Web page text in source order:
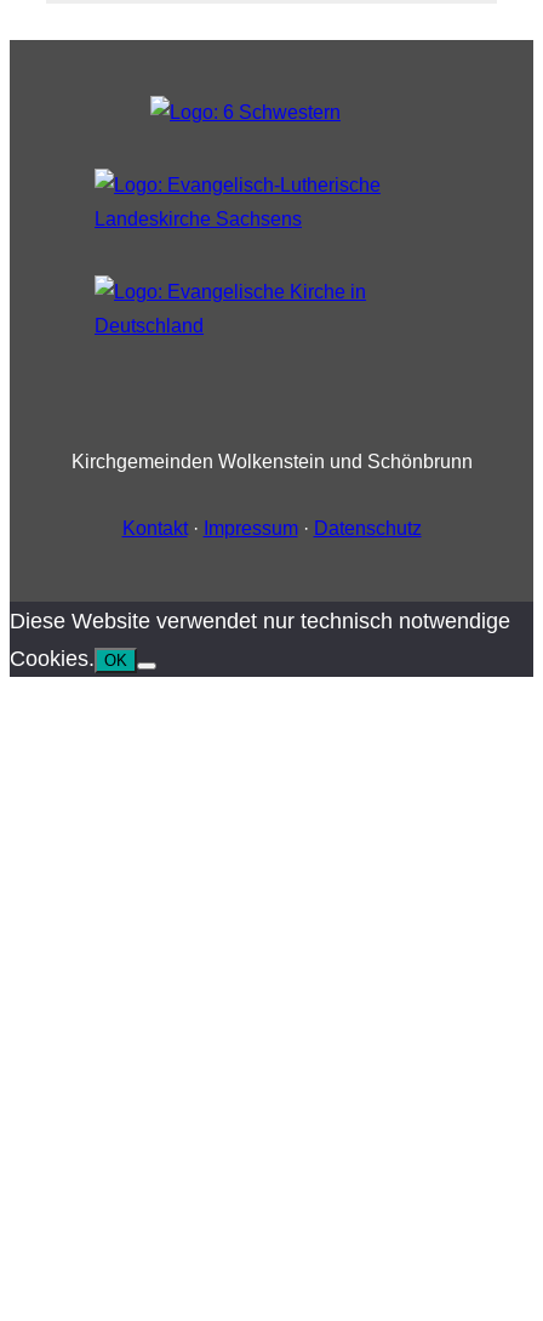
Kirchgemeinden Wolkenstein und Schönbrunn
Kontakt· Impressum· Datenschutz
Diese Website verwendet nur technisch notwendige
Cookies. OK